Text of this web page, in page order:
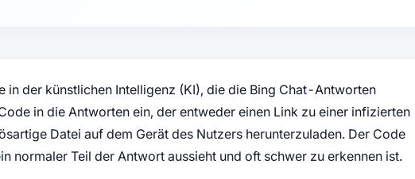
in der künstlichen Intelligenz (KI), die die Bing Chat-Antworten
in die Antworten ein, der entweder einen Link zu einer infizierten
Datei auf dem Gerät des Nutzers herunterzuladen. Der Code
normaler Teil der Antwort aussieht und oft schwer zu erkennen ist.